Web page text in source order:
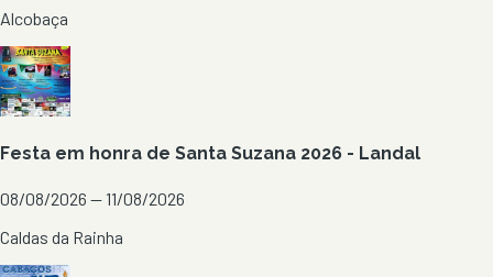
Alcobaça
Festa em honra de Santa Suzana 2026 - Landal
08/08/2026 — 11/08/2026
Caldas da Rainha